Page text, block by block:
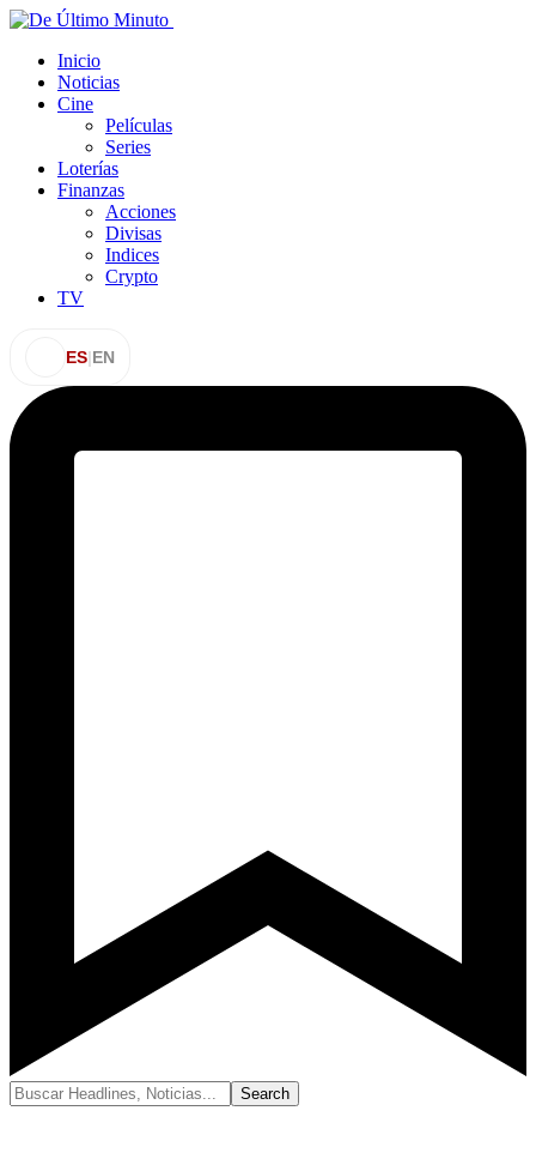
Inicio
Noticias
Cine
Películas
Series
Loterías
Finanzas
Acciones
Divisas
Indices
Crypto
TV
ES|EN